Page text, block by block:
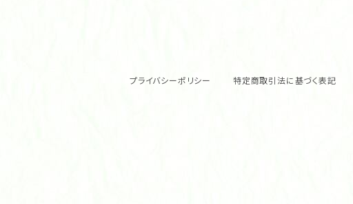
プライバシーポリシー 特定商取引法に基づく表記